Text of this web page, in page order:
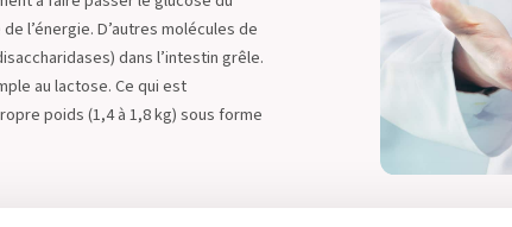
l’énergie. D’autres molécules de
dans l’intestin grêle.
au lactose. Ce qui est
poids (1,4 à 1,8 kg) sous forme